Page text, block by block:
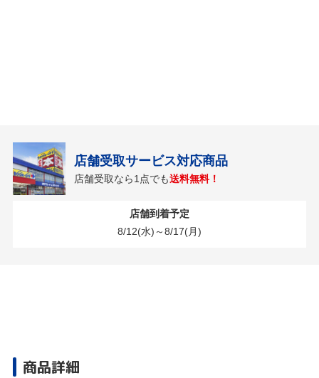
店舗受取サービス対応商品
店舗受取なら1点でも送料無料！
店舗到着予定
8/12(水)～8/17(月)
商品詳細